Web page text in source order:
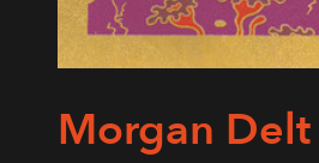
Morgan Delt